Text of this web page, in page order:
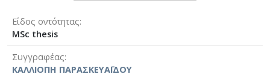
Είδος οντότητας
MSc thesis
Συγγραφέας
ΚΑΛΛΙΟΠΗ ΠΑΡΑΣΚΕΥΑΪΔΟΥ